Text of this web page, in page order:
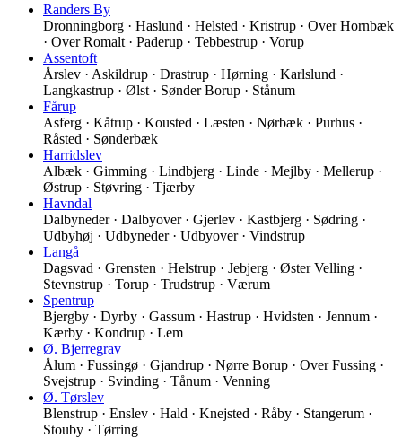
Randers By
Dronningborg · Haslund · Helsted · Kristrup · Over Hornbæk
· Over Romalt · Paderup · Tebbestrup · Vorup
Assentoft
Årslev · Askildrup · Drastrup · Hørning · Karlslund ·
Langkastrup · Ølst · Sønder Borup · Stånum
Fårup
Asferg · Kåtrup · Kousted · Læsten · Nørbæk · Purhus ·
Råsted · Sønderbæk
Harridslev
Albæk · Gimming · Lindbjerg · Linde · Mejlby · Mellerup ·
Østrup · Støvring · Tjærby
Havndal
Dalbyneder · Dalbyover · Gjerlev · Kastbjerg · Sødring ·
Udbyhøj · Udbyneder · Udbyover · Vindstrup
Langå
Dagsvad · Grensten · Helstrup · Jebjerg · Øster Velling ·
Stevnstrup · Torup · Trudstrup · Værum
Spentrup
Bjergby · Dyrby · Gassum · Hastrup · Hvidsten · Jennum ·
Kærby · Kondrup · Lem
Ø. Bjerregrav
Ålum · Fussingø · Gjandrup · Nørre Borup · Over Fussing ·
Svejstrup · Svinding · Tånum · Venning
Ø. Tørslev
Blenstrup · Enslev · Hald · Knejsted · Råby · Stangerum ·
Stouby · Tørring